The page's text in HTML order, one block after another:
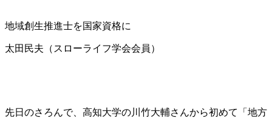
地域創生推進士を国家資格に
太田民夫（スローライフ学会会員）
先日のさろんで、高知大学の川竹大輔さんから初めて「地方